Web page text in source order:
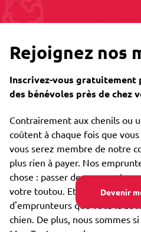
Devenir
Rejoignez nos
Inscrivez-vous
des bénévoles près de chez
Contrairement aux chenils ou
coûtent à chaque fois que
vous serez membre de notre
plus rien à payer. Nos
chose : passer des moments
votre toutou. Et vous pourrez
d'emprunteurs que vous le
chien. De plus, nous sommes